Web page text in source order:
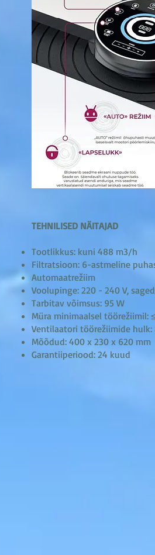
TEHNILISED NÄITAJAD
Tootlikkus: kuni 488 m3/h
Filtratsioon: 6-astmeline
Automaatrežiim
Voolupinge: 220 - 240 V,
Tarbitav võimsus: 95 W
Müra minimaalsel töörežiimil:
Ventilaatori töörežiimide hulk:
Mõõdud: 400 x 230 x 620 mm
Garantiiperiood: 24 kuud